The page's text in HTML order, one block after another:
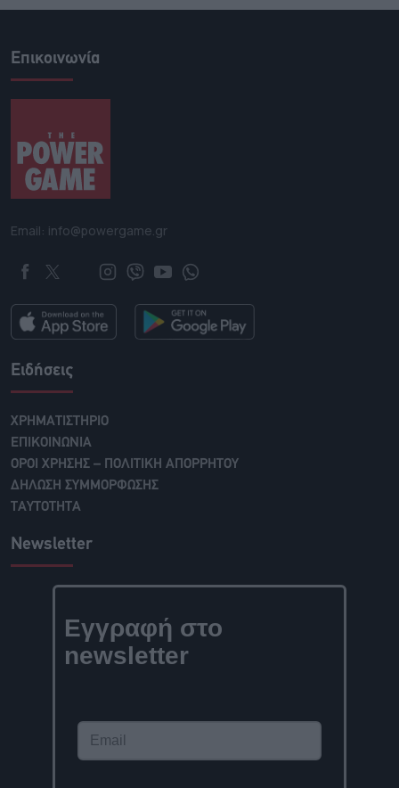
Επικοινωνία
Email: info@powergame.gr
Ειδήσεις
ΧΡΗΜΑΤΙΣΤΗΡΙΟ
ΕΠΙΚΟΙΝΩΝΙΑ
ΟΡΟΙ ΧΡΗΣΗΣ – ΠΟΛΙΤΙΚΗ ΑΠΟΡΡΗΤΟΥ
ΔΗΛΩΣΗ ΣΥΜΜΟΡΦΩΣΗΣ
ΤΑΥΤΟΤΗΤΑ
Newsletter
Εγγραφή στο
newsletter